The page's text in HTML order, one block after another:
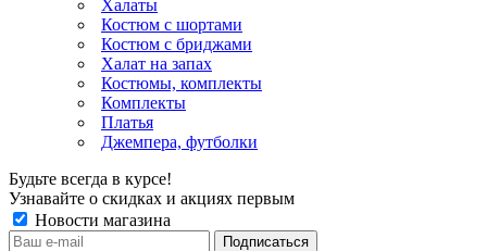
Халаты
Костюм с шортами
Костюм с бриджами
Халат на запах
Костюмы, комплекты
Комплекты
Платья
Джемпера, футболки
Будьте всегда в курсе!
Узнавайте о скидках и акциях первым
Новости магазина